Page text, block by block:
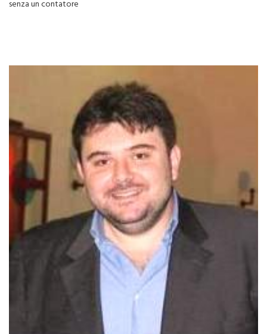
Sorpreso dai militari con un impianto allacciato alla rete pubblica